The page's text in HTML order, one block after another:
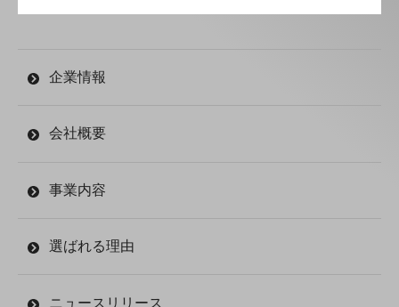
企業情報
会社概要
事業内容
選ばれる理由
ニュースリリース